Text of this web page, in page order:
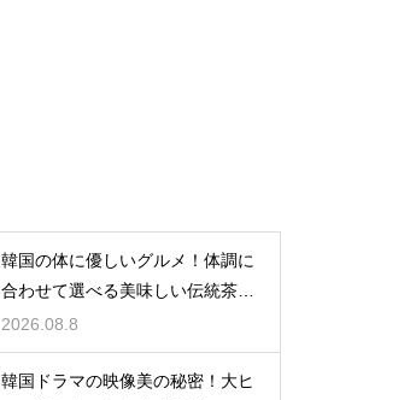
韓国の体に優しいグルメ！体調に
合わせて選べる美味しい伝統茶の
驚きの効能
2026.08.8
韓国ドラマの映像美の秘密！大ヒ